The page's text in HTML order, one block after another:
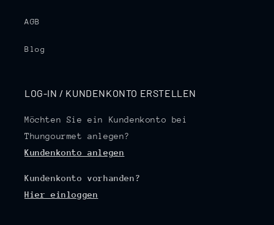
AGB
Blog
LOG-IN / KUNDENKONTO ERSTELLEN
Möchten Sie ein Kundenkonto bei
Thungourmet anlegen?
Kundenkonto anlegen
Kundenkonto vorhanden?
Hier einloggen